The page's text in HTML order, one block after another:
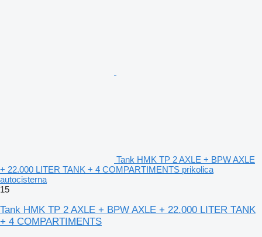
Tank HMK TP 2 AXLE + BPW AXLE
+ 22.000 LITER TANK + 4 COMPARTIMENTS prikolica
autocisterna
15
Tank HMK TP 2 AXLE + BPW AXLE + 22.000 LITER TANK
+ 4 COMPARTIMENTS